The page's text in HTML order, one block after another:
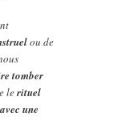
ou de
tomber
lerituel
une